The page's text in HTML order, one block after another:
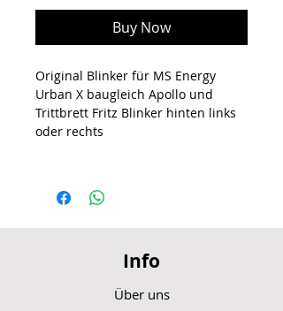
Buy Now
Original Blinker für MS Energy
Urban X baugleich Apollo und
Trittbrett Fritz Blinker hinten links
oder rechts
Info
Über uns